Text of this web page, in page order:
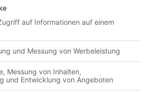
Und: Alle lieben Källman! Und alle lieben
wenn der und das Toreschießen keine
Wir sagen: Kopf hoch! Hat das
mittlerweile Kult-Charakter bei Hannover
Leopold? Noch jemand ohne
hören! Was die Abwehrformation angeht,
Paderborn lernfähig erwiesen. Okon raus,
auch nicht jeder mit gerechnet. Also von
keiner. Und: Der Winter kommt. Und
Plätze. Wenn ihr wissen wollt,